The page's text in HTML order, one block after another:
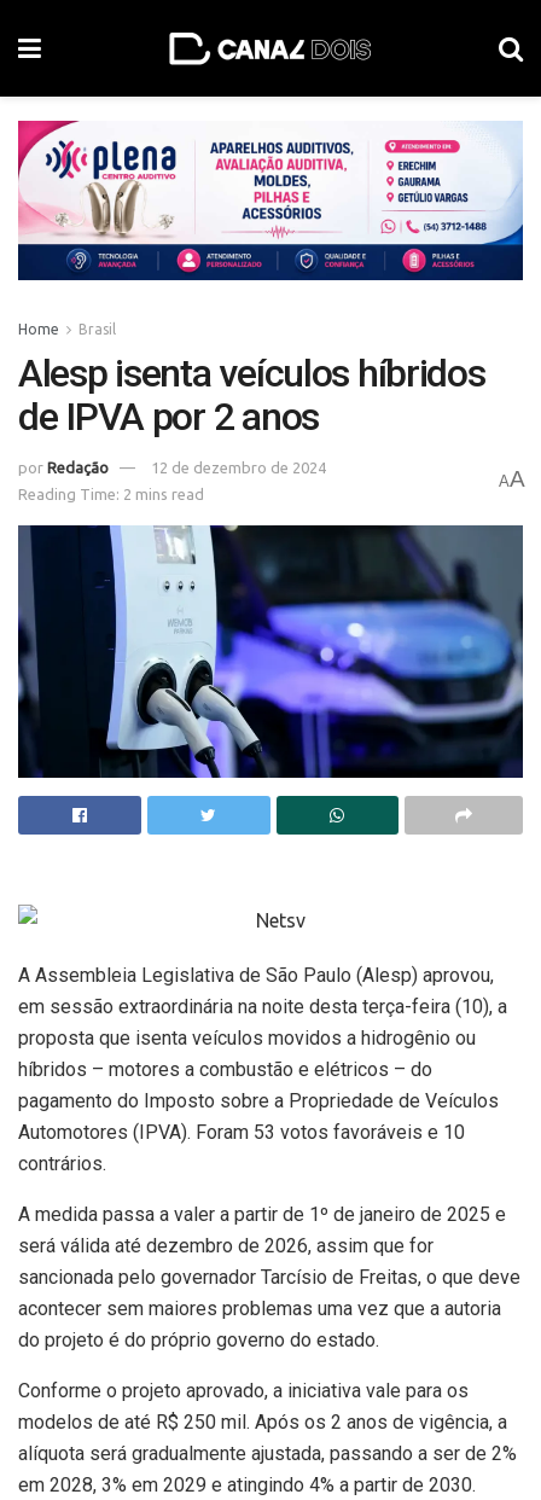
Home Brasil
Alesp isenta veículos híbridos
de IPVA por 2 anos
por Redação
12 de dezembro de 2024
Reading Time: 2 mins read
AA
A Assembleia Legislativa de São Paulo (Alesp) aprovou,
em sessão extraordinária na noite desta terça-feira (10), a
proposta que isenta veículos movidos a hidrogênio ou
híbridos – motores a combustão e elétricos – do
pagamento do Imposto sobre a Propriedade de Veículos
Automotores (IPVA). Foram 53 votos favoráveis e 10
contrários.
A medida passa a valer a partir de 1º de janeiro de 2025 e
será válida até dezembro de 2026, assim que for
sancionada pelo governador Tarcísio de Freitas, o que deve
acontecer sem maiores problemas uma vez que a autoria
do projeto é do próprio governo do estado.
Conforme o projeto aprovado, a iniciativa vale para os
modelos de até R$ 250 mil. Após os 2 anos de vigência, a
alíquota será gradualmente ajustada, passando a ser de 2%
em 2028, 3% em 2029 e atingindo 4% a partir de 2030.